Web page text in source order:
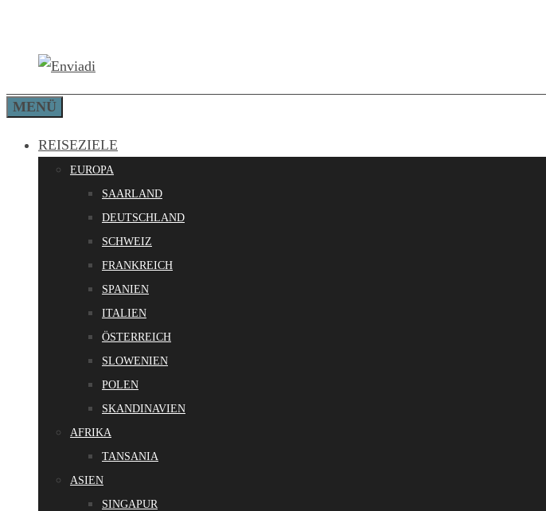
springen
MENÜ
REISEZIELE
EUROPA
SAARLAND
DEUTSCHLAND
SCHWEIZ
FRANKREICH
SPANIEN
ITALIEN
ÖSTERREICH
SLOWENIEN
POLEN
SKANDINAVIEN
AFRIKA
TANSANIA
ASIEN
SINGAPUR